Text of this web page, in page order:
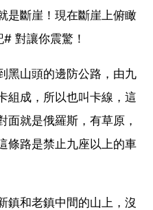
是斷崖！現在斷崖上俯瞰
對讓你震驚！
黑山頭的邊防公路，由九
組成，所以也叫卡線，這
面就是俄羅斯，有草原，
條路是禁止九座以上的車
鎮和老鎮中間的山上，沒